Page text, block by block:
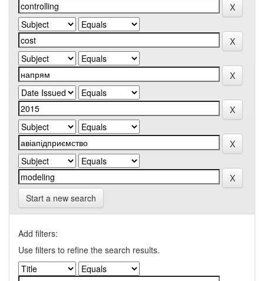
Start a new search
Add filters:
Use filters to refine the search results.